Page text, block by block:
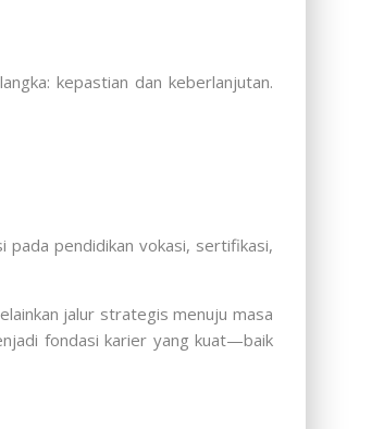
kepastian dan keberlanjutan.
pada pendidikan vokasi, sertifikasi,
jalur strategis menuju masa
fondasi karier yang kuat—baik